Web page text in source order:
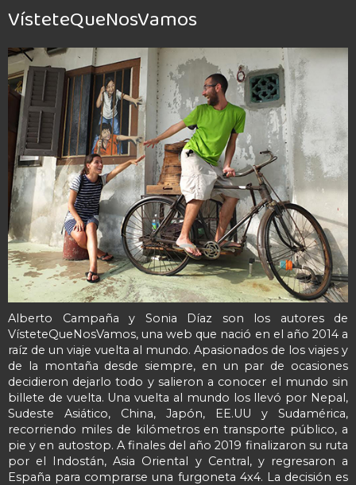
VísteteQueNosVamos
Alberto Campaña y Sonia Díaz son los autores de
VísteteQueNosVamos, una web que nació en el año 2014 a
raíz de un viaje vuelta al mundo. Apasionados de los viajes y
de la montaña desde siempre, en un par de ocasiones
decidieron dejarlo todo y salieron a conocer el mundo sin
billete de vuelta. Una vuelta al mundo los llevó por Nepal,
Sudeste Asiático, China, Japón, EE.UU y Sudamérica,
recorriendo miles de kilómetros en transporte público, a
pie y en autostop. A finales del año 2019 finalizaron su ruta
por el Indostán, Asia Oriental y Central, y regresaron a
España para comprarse una furgoneta 4x4. La decisión es